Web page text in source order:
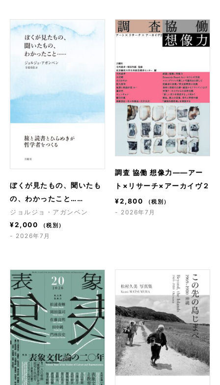
ぼくが見たもの、聞いたも
の、わかったこと……
ジョルジョ・アガンベン
¥2,000 （税別）
- 2026年7月
調査 協働 想像力――アー
ト×リサーチ×アーカイヴ２
¥2,800 （税別）
- 2026年7月